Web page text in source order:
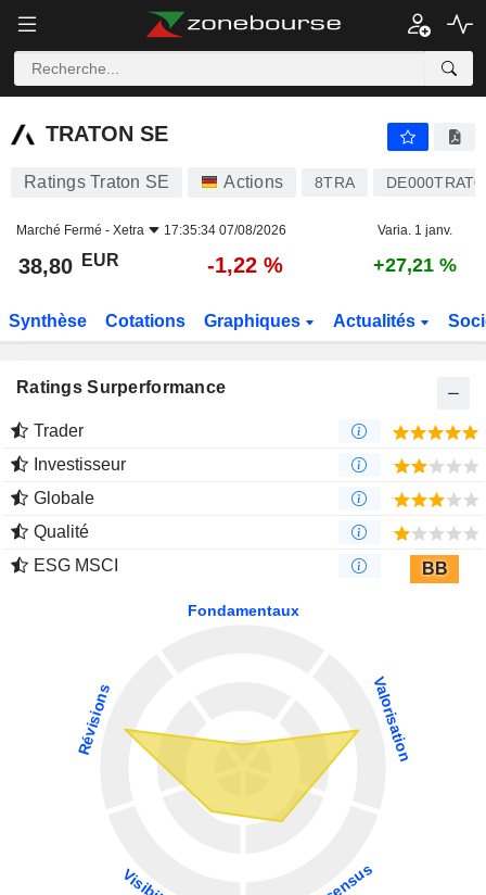
TRATON SE
TRATON SE
Ratings Traton SE Actions 8TRA
Marché Fermé - Xetra 17:35:34 07/08/2026 Varia. 1 janv.
38,80 EUR -1,22 % +27,21 %
Synthèse Cotations Graphiques Actualités
Ratings Surperformance
Trader
Investisseur
Globale
Qualité
ESG MSCI
BB